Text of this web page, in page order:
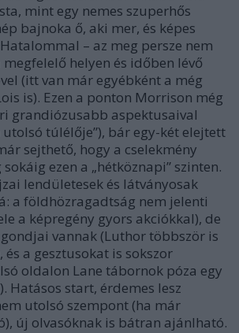
mint egy nemes szuperhős
bajnoka ő, aki mer, és képes
– az meg persze nem
helyen és időben lévő
(itt van már egyébként a még
is). Ezen a ponton Morrison még
grandiózusabb aspektusaival
túlélője”), bár egy-két elejtett
sejthető, hogy a cselekmény
ezen a „hétköznapi” szinten.
lendületesek és látványosak
a földhözragadtság nem jelenti
a képregény gyors akciókkal), de
vannak (Luthor többször is
és a gesztusokat is sokszor
oldalon Lane tábornok póza egy
Hatásos start, érdemes lesz
utolsó szempont (ha már
új olvasóknak is bátran ajánlható.